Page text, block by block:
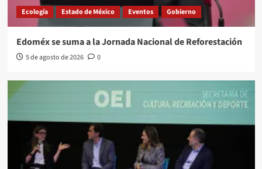
Ecología Estado de México Eventos Gobierno
Edoméx se suma a la Jornada Nacional de Reforestación
5 de agosto de 2026 0